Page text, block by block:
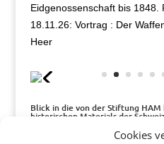
Cookies
Eidgenossenschaft bis 1848.
18.11.26: Vortrag : Der
Heer
Blick in die von der Stiftung
historischen Materials der